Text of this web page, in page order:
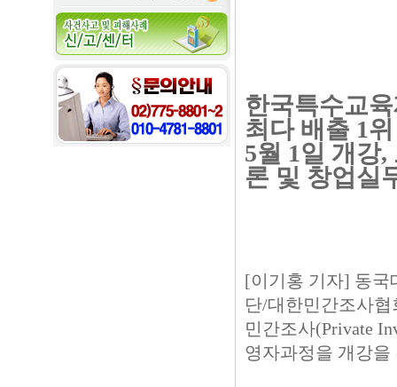
한국특수교
최다 배출 1위
5월 1일 개강
론 및 창업실
[이기홍 기자] 동국
단/대한민간조사
민간조사(Private
영자과정을 개강을